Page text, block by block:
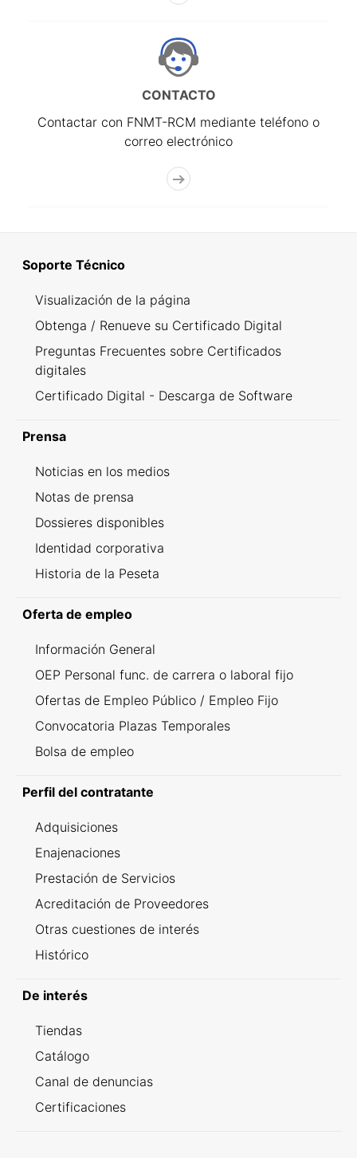
CONTACTO
Contactar con FNMT-RCM mediante teléfono o
correo electrónico
Soporte Técnico
Visualización de la página
Obtenga / Renueve su Certificado Digital
Preguntas Frecuentes sobre Certificados
digitales
Certificado Digital - Descarga de Software
Prensa
Noticias en los medios
Notas de prensa
Dossieres disponibles
Identidad corporativa
Historia de la Peseta
Oferta de empleo
Información General
OEP Personal func. de carrera o laboral fijo
Ofertas de Empleo Público / Empleo Fijo
Convocatoria Plazas Temporales
Bolsa de empleo
Perfil del contratante
Adquisiciones
Enajenaciones
Prestación de Servicios
Acreditación de Proveedores
Otras cuestiones de interés
Histórico
De interés
Tiendas
Catálogo
Canal de denuncias
Certificaciones